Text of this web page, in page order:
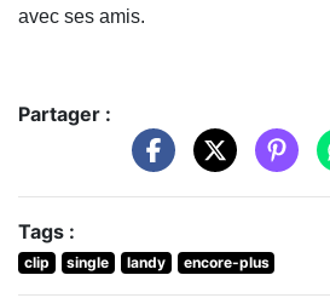
avec ses amis.
Partager :
Tags :
clip single landy encore-plus